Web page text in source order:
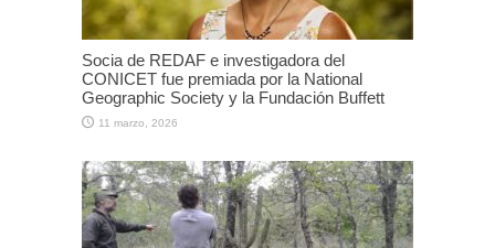
Socia de REDAF e investigadora del
CONICET fue premiada por la National
Geographic Society y la Fundación Buffett
11 marzo, 2026